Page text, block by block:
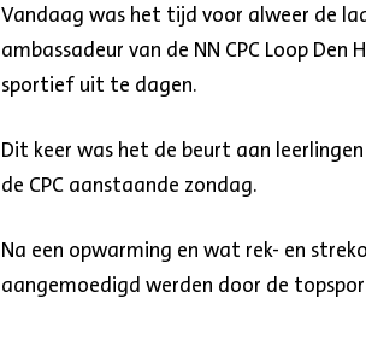
Vandaag was het tijd voor alweer de
ambassadeur van de NN CPC Loop
sportief uit te dagen.
Dit keer was het de beurt aan
de CPC aanstaande zondag.
Na een opwarming en wat rek- en
aangemoedigd werden door de